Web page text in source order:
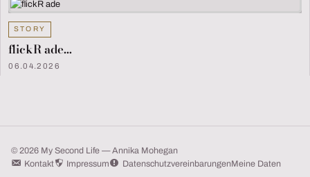
STORY
flickR ade…
06.04.2026
© 2026 My Second Life — Annika Mohegan
Kontakt
Impressum DatenschutzvereinbarungenMeine Daten